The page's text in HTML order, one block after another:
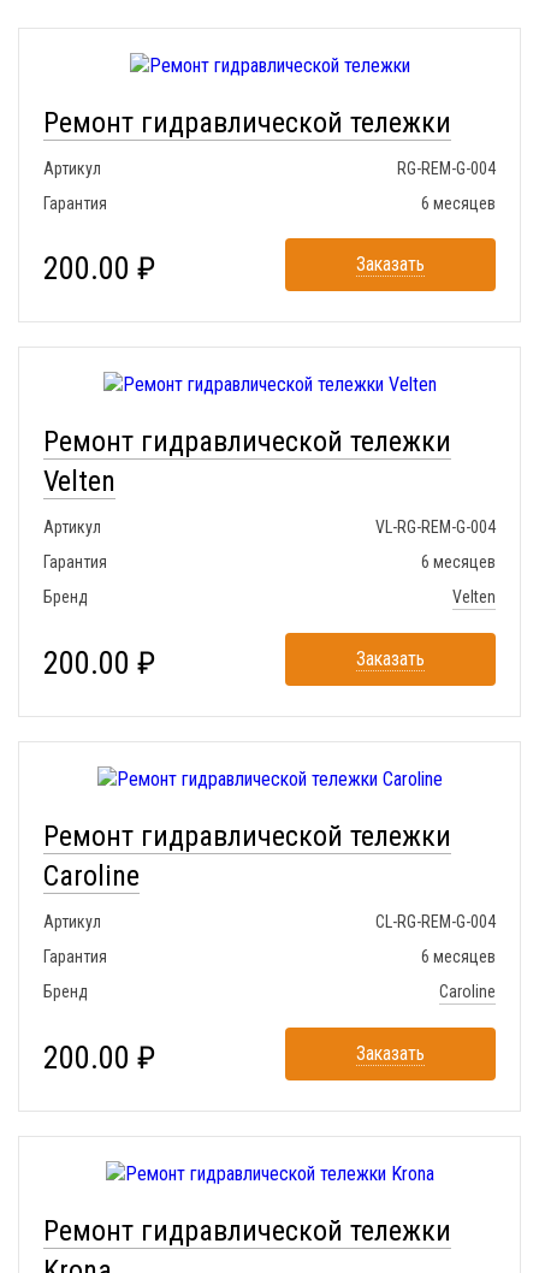
Ремонт гидравлической тележки
Артикул
RG-REM-G-004
Гарантия
6 месяцев
200.00 ₽ Заказать
Ремонт гидравлической тележки
Velten
Артикул
VL-RG-REM-G-004
Гарантия
6 месяцев
Бренд
Velten
200.00 ₽ Заказать
Ремонт гидравлической тележки
Caroline
Артикул
CL-RG-REM-G-004
Гарантия
6 месяцев
Бренд
Caroline
200.00 ₽ Заказать
Ремонт гидравлической тележки